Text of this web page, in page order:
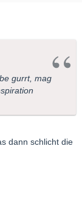
gurrt, mag
dann schlicht die